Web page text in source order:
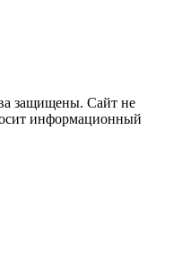
защищены. Сайт не
информационный